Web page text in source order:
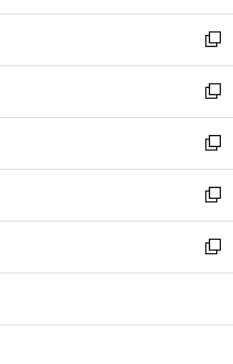
開
く
ウ
で
開
く
ン
ド
ウ
で
開
く
ウ
ィ
ン
ド
ウ
で
開
く
新
し
い
ウ
ィ
ン
ド
ウ
で
開
新
し
い
ウ
ィ
ン
ド
ウ
開
新
し
い
ウ
ィ
ン
ウ
新
し
い
ウ
ン
新
し
ウ